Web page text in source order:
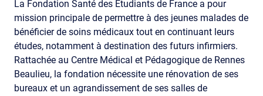
La Fondation Santé des Étudiants de France a pour
mission principale de permettre à des jeunes malades de
bénéficier de soins médicaux tout en continuant leurs
études, notamment à destination des futurs infirmiers.
Rattachée au Centre Médical et Pédagogique de Rennes
Beaulieu, la fondation nécessite une rénovation de ses
bureaux et un agrandissement de ses salles de